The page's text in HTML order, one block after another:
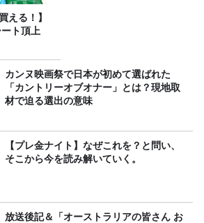
える！】
ト頂上
カンヌ映画祭で日本が初めて選ばれた
「カントリーオブオナー」とは？現地取
材で迫る選出の意味
【プレ金ナイト】なぜこれを？と問い、
そこから今を読み解いていく。
放送後記＆「オーストラリアの皆さん お